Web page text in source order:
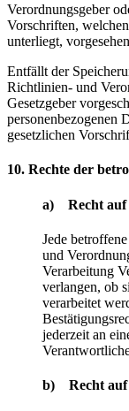
Verordnungsgeber
Vorschriften,
unterliegt,
Entfällt der
Richtlinien- und
Gesetzgeber
personenbezogenen
gesetzlichen
10. Rechte der
a) Recht auf
Jede
und
Verarbeitung
verlangen, ob
verarbeitet
jederzeit an
b) Recht auf